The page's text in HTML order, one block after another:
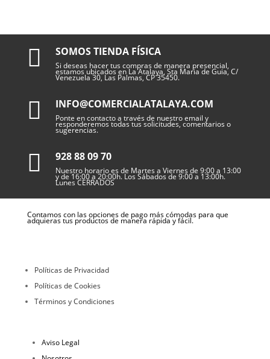
 SOMOS TIENDA FÍSICA
Si deseas hacer tus compras de manera presencial,
estamos ubicados en La Atalaya, Sta Maria de Guia, C/
Venezuela 30, Las Palmas, CP 35450.
 INFO@COMERCIALATALAYA.COM
Ponte en contacto a través de nuestro email y
responderemos todas tus solicitudes, comentarios o
sugerencias.
 928 88 09 70
Nuestro horario es de Martes a Viernes de 9:00 a 13:00
y de 16:00 a 20:00h. Los Sábados de 9:00 a 13:00h.
Lunes CERRADOS
Contamos con las opciones de pago más cómodas para que
adquieras tus productos de manera rápida y fácil.
Políticas de Privacidad
Políticas de Cookies
Términos y Condiciones
Aviso Legal